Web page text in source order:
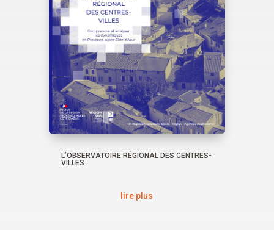
L’OBSERVATOIRE RÉGIONAL DES CENTRES-
VILLES
lire plus